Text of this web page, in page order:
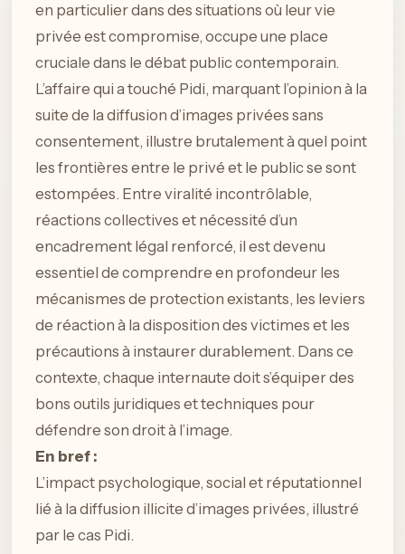
en particulier dans des situations où leur vie
privée est compromise, occupe une place
cruciale dans le débat public contemporain.
L’affaire qui a touché Pidi, marquant l’opinion à la
suite de la diffusion d’images privées sans
consentement, illustre brutalement à quel point
les frontières entre le privé et le public se sont
estompées. Entre viralité incontrôlable,
réactions collectives et nécessité d’un
encadrement légal renforcé, il est devenu
essentiel de comprendre en profondeur les
mécanismes de protection existants, les leviers
de réaction à la disposition des victimes et les
précautions à instaurer durablement. Dans ce
contexte, chaque internaute doit s’équiper des
bons outils juridiques et techniques pour
défendre son droit à l’image.
En bref :
L’impact psychologique, social et réputationnel
lié à la diffusion illicite d’images privées, illustré
par le cas Pidi.